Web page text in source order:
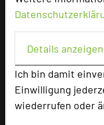
Details anzeigen
Ich bin damit
Einwilligung
wiederrufen oder
Impressum zum